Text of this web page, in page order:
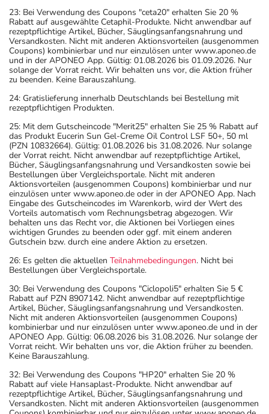
23: Bei Verwendung des Coupons "ceta20" erhalten Sie 20 %
Rabatt auf ausgewählte Cetaphil-Produkte. Nicht anwendbar auf
rezeptpflichtige Artikel, Bücher, Säuglingsanfangsnahrung und
Versandkosten. Nicht mit anderen Aktionsvorteilen (ausgenommen
Coupons) kombinierbar und nur einzulösen unter www.aponeo.de
und in der APONEO App. Gültig: 01.08.2026 bis 01.09.2026. Nur
solange der Vorrat reicht. Wir behalten uns vor, die Aktion früher
zu beenden. Keine Barauszahlung.
24: Gratislieferung innerhalb Deutschlands bei Bestellung mit
rezeptpflichtigen Produkten.
25: Mit dem Gutscheincode "Merit25" erhalten Sie 25 % Rabatt auf
das Produkt Eucerin Sun Gel-Creme Oil Control LSF 50+, 50 ml
(PZN 10832664). Gültig: 01.08.2026 bis 31.08.2026. Nur solange
der Vorrat reicht. Nicht anwendbar auf rezeptpflichtige Artikel,
Bücher, Säuglingsanfangsnahrung und Versandkosten sowie bei
Bestellungen über Vergleichsportale. Nicht mit anderen
Aktionsvorteilen (ausgenommen Coupons) kombinierbar und nur
einzulösen unter www.aponeo.de oder in der APONEO App. Nach
Eingabe des Gutscheincodes im Warenkorb, wird der Wert des
Vorteils automatisch vom Rechnungsbetrag abgezogen. Wir
behalten uns das Recht vor, die Aktionen bei Vorliegen eines
wichtigen Grundes zu beenden oder ggf. mit einem anderen
Gutschein bzw. durch eine andere Aktion zu ersetzen.
26: Es gelten die aktuellen Teilnahmebedingungen. Nicht bei
Bestellungen über Vergleichsportale.
30: Bei Verwendung des Coupons "Ciclopoli5" erhalten Sie 5 €
Rabatt auf PZN 8907142. Nicht anwendbar auf rezeptpflichtige
Artikel, Bücher, Säuglingsanfangsnahrung und Versandkosten.
Nicht mit anderen Aktionsvorteilen (ausgenommen Coupons)
kombinierbar und nur einzulösen unter www.aponeo.de und in der
APONEO App. Gültig: 06.08.2026 bis 31.08.2026. Nur solange der
Vorrat reicht. Wir behalten uns vor, die Aktion früher zu beenden.
Keine Barauszahlung.
32: Bei Verwendung des Coupons "HP20" erhalten Sie 20 %
Rabatt auf viele Hansaplast-Produkte. Nicht anwendbar auf
rezeptpflichtige Artikel, Bücher, Säuglingsanfangsnahrung und
Versandkosten. Nicht mit anderen Aktionsvorteilen (ausgenommen